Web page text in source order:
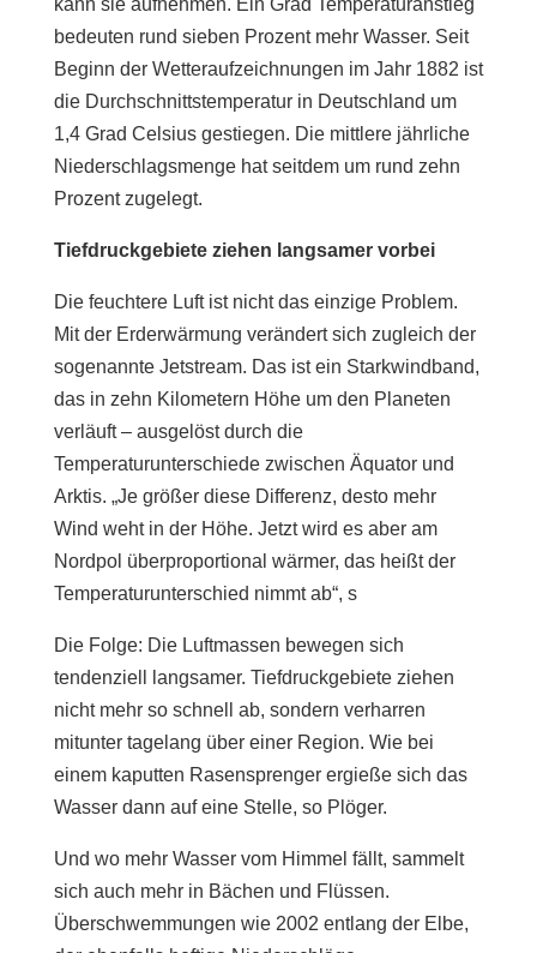
kann sie aufnehmen. Ein Grad Temperaturanstieg
bedeuten rund sieben Prozent mehr Wasser. Seit
Beginn der Wetteraufzeichnungen im Jahr 1882 ist
die Durchschnittstemperatur in Deutschland um
1,4 Grad Celsius gestiegen. Die mittlere jährliche
Niederschlagsmenge hat seitdem um rund zehn
Prozent zugelegt.
Tiefdruckgebiete ziehen langsamer vorbei
Die feuchtere Luft ist nicht das einzige Problem.
Mit der Erderwärmung verändert sich zugleich der
sogenannte Jetstream. Das ist ein Starkwindband,
das in zehn Kilometern Höhe um den Planeten
verläuft – ausgelöst durch die
Temperaturunterschiede zwischen Äquator und
Arktis. „Je größer diese Differenz, desto mehr
Wind weht in der Höhe. Jetzt wird es aber am
Nordpol überproportional wärmer, das heißt der
Temperaturunterschied nimmt ab“, s
Die Folge: Die Luftmassen bewegen sich
tendenziell langsamer. Tiefdruckgebiete ziehen
nicht mehr so schnell ab, sondern verharren
mitunter tagelang über einer Region. Wie bei
einem kaputten Rasensprenger ergieße sich das
Wasser dann auf eine Stelle, so Plöger.
Und wo mehr Wasser vom Himmel fällt, sammelt
sich auch mehr in Bächen und Flüssen.
Überschwemmungen wie 2002 entlang der Elbe,